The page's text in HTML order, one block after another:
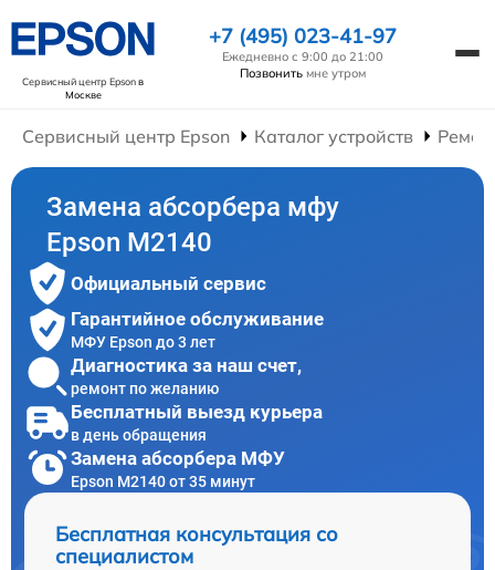
Сервисный центр Epsonв
Москве
+7 (495) 023-41-97
Ежедневно с 9:00 до 21:00
Позвонить мне утром
Сервисный центр Epson Каталог устройств
Замена абсорбера мфу
Epson M2140
Официальный сервис
Гарантийное обслуживание
МФУ Epson до 3 лет
Диагностика за наш счет,
ремонт по желанию
Бесплатный выезд курьера
в день обращения
Замена абсорбера МФУ
Epson M2140 от 35 минут
Бесплатная консультация со
специалистом